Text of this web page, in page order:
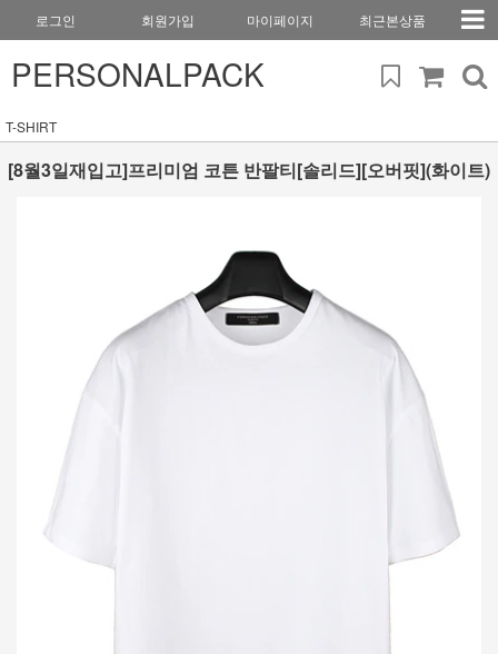
로그인 회원가입 마이페이지 최근본상품
PERSONALPACK
T-SHIRT
[8월3일재입고]프리미엄 코튼 반팔티[솔리드][오버핏](화이트)